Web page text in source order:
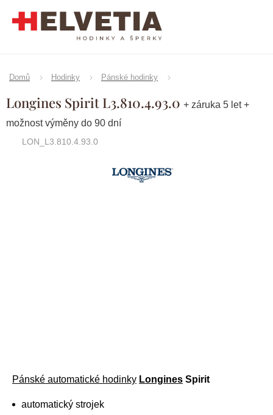
Domů Hodinky Pánské hodinky
Longines Spirit L3.810.4.93.0 + záruka 5 let +
možnost výměny do 90 dní
LON_L3.810.4.93.0
Značka:Longines
Pánské automatické hodinky Longines Spirit
automatický strojek